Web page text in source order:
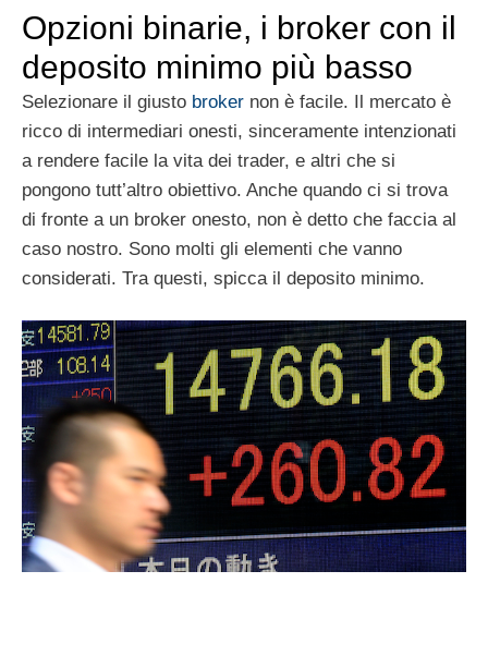
Opzioni binarie, i broker con il
deposito minimo più basso
Selezionare il giusto broker non è facile. Il mercato è
ricco di intermediari onesti, sinceramente intenzionati
a rendere facile la vita dei trader, e altri che si
pongono tutt’altro obiettivo. Anche quando ci si trova
di fronte a un broker onesto, non è detto che faccia al
caso nostro. Sono molti gli elementi che vanno
considerati. Tra questi, spicca il deposito minimo.